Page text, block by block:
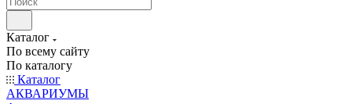
Каталог
По всему сайту
По каталогу
Каталог
АКВАРИУМЫ